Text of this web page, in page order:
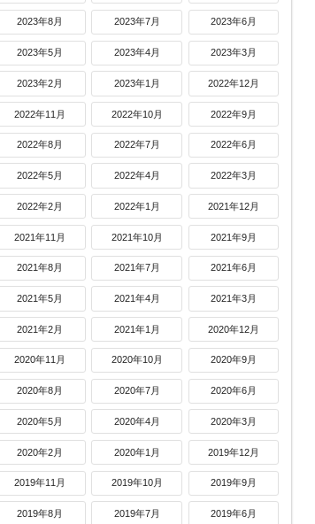
2023年8月 2023年7月 2023年6月
2023年5月 2023年4月 2023年3月
2023年2月 2023年1月 2022年12月
2022年11月 2022年10月 2022年9月
2022年8月 2022年7月 2022年6月
2022年5月 2022年4月 2022年3月
2022年2月 2022年1月 2021年12月
2021年11月 2021年10月 2021年9月
2021年8月 2021年7月 2021年6月
2021年5月 2021年4月 2021年3月
2021年2月 2021年1月 2020年12月
2020年11月 2020年10月 2020年9月
2020年8月 2020年7月 2020年6月
2020年5月 2020年4月 2020年3月
2020年2月 2020年1月 2019年12月
2019年11月 2019年10月 2019年9月
2019年8月 2019年7月 2019年6月